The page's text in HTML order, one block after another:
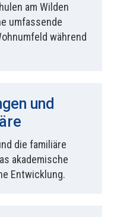
am Wilden
umfassende
während
und
die familiäre
akademische
Entwicklung.